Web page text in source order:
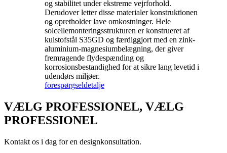
og stabilitet under ekstreme vejrforhold.
Derudover letter disse materialer konstruktionen
og opretholder lave omkostninger. Hele
solcellemonteringsstrukturen er konstrueret af
kulstofstål S35GD og færdiggjort med en zink-
aluminium-magnesiumbelægning, der giver
fremragende flydespænding og
korrosionsbestandighed for at sikre lang levetid i
udendørs miljøer.
forespørgseldetalje
VÆLG PROFESSIONEL, VÆLG
PROFESSIONEL
Kontakt os i dag for en designkonsultation.